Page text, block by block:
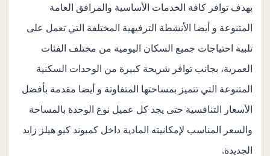
بهدف توافر كافة الخدمات الأساسية والمرافق العامة
المتنوعة و أيضا الأنشطة الترفيهية المختلفة التي تعمل على
تلبية احتياجات جميع السكان اليومية من مختلف الفئات
العمرية، بجانب توافر شريحة كبيرة من الوحدات السكنية
المتنوعة التي تتميز بمساحتها المتفاوتة و أيضا مقدمة بأفضل
الأسعار التنافسية حتى يجد كل عميل نوع الوحدة بالمساحة
والسعر المناسب لإمكانيته المادية داخل كمبوند كيو هيلز زايد
الجديدة.